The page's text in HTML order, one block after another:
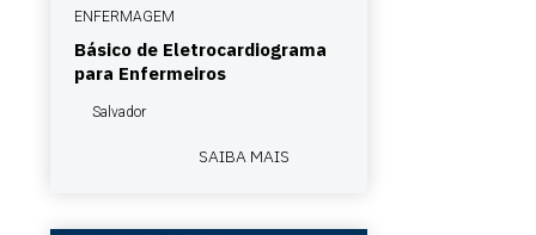
ENFERMAGEM
Básico de Eletrocardiograma
para Enfermeiros
Salvador
SAIBA MAIS